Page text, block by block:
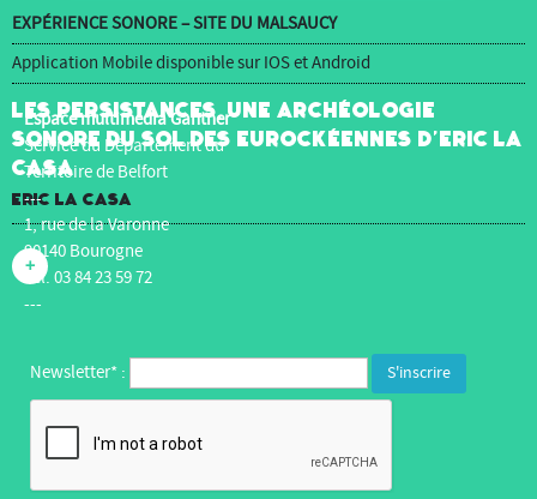
EXPÉRIENCE SONORE – SITE DU MALSAUCY
Application Mobile disponible sur IOS et Android
Les Persistances, une archéologie
sonore du sol des Eurockéennes d’Eric La
Casa
Eric La Casa
+
Espace multimédia Gantner
Service du Département du
Territoire de Belfort
---
1, rue de la Varonne
90140 Bourogne
Tél. 03 84 23 59 72
---
Newsletter* :